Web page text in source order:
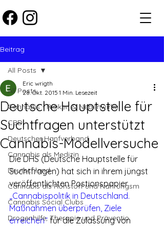
Beitrag
All Posts
Cannabis - Risiken & Nebenwirku
CBD
Deutscher Hanfverband
Cannabis als Medizin
Deutschland
Cannabis als Rohstoff und Nahrungsm
Cannabis Social Clubs
Drogenhilfe, Therapie und Präventio
All Posts
Deutsche Hauptstelle für
Suchtfragen unterstützt
Cannabis-Modellversuche
Eric wrigth
28. Okt. 2015 1 Min. Lesezeit
Die DHS (Deutsche Hauptstelle für
Suchtfragen) hat sich in ihrem jüngst
veröffentlichten Postionspapier
„Cannabispolitik in Deutschland.
Maßnahmen überprüfen, Ziele
erreichen“ für die Zulassung von